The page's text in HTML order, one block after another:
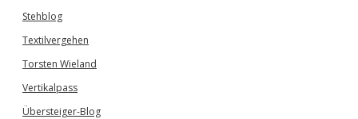
Stehblog
Textilvergehen
Torsten Wieland
Vertikalpass
Übersteiger-Blog